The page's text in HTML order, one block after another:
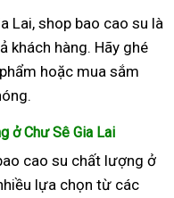
Lai, shop bao cao su là
khách hàng. Hãy ghé
hoặc mua sắm
ở Chư Sê Gia Lai
cao su chất lượng ở
lựa chọn từ các